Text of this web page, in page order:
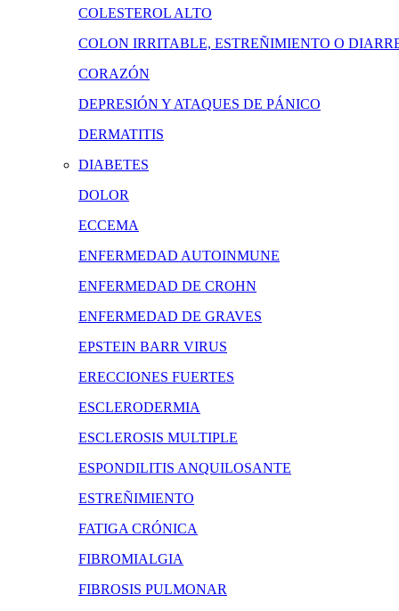
COLESTEROL ALTO
COLON IRRITABLE, ESTREÑIMIENTO O
CORAZÓN
DEPRESIÓN Y ATAQUES DE PÁNICO
DERMATITIS
DIABETES
DOLOR
ECCEMA
ENFERMEDAD AUTOINMUNE
ENFERMEDAD DE CROHN
ENFERMEDAD DE GRAVES
EPSTEIN BARR VIRUS
ERECCIONES FUERTES
ESCLERODERMIA
ESCLEROSIS MULTIPLE
ESPONDILITIS ANQUILOSANTE
ESTREÑIMIENTO
FATIGA CRÓNICA
FIBROMIALGIA
FIBROSIS PULMONAR